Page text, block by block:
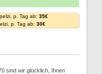
p. Tag ab: 35€
p. Tag ab: 30€
sind wir glücklich, Ihnen